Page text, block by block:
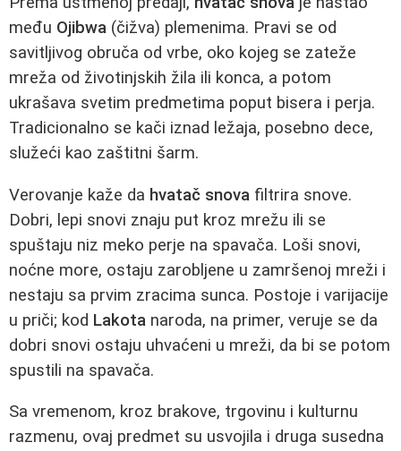
među Ojibwa (čižva) plemenima. Pravi se od
savitljivog obruča od vrbe, oko kojeg se zateže
mreža od životinjskih žila ili konca, a potom
ukrašava svetim predmetima poput bisera i perja.
Tradicionalno se kači iznad ležaja, posebno dece,
služeći kao zaštitni šarm.
Verovanje kaže da hvatač snova filtrira snove.
Dobri, lepi snovi znaju put kroz mrežu ili se
spuštaju niz meko perje na spavača. Loši snovi,
noćne more, ostaju zarobljene u zamršenoj mreži i
nestaju sa prvim zracima sunca. Postoje i varijacije
u priči; kod Lakota naroda, na primer, veruje se da
dobri snovi ostaju uhvaćeni u mreži, da bi se potom
spustili na spavača.
Sa vremenom, kroz brakove, trgovinu i kulturnu
razmenu, ovaj predmet su usvojila i druga susedna